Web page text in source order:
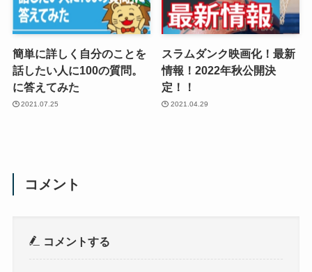
簡単に詳しく自分のことを
話したい人に100の質問。
に答えてみた
2021.07.25
スラムダンク映画化！最新
情報！2022年秋公開決
定！！
2021.04.29
コメント
コメントする